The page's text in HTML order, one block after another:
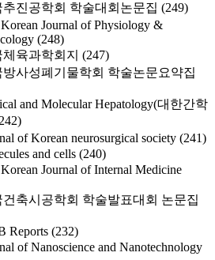
추진공학회 학술대회논문집 (249)
Journal of Physiology &
(248)
체육과학회지 (247)
방사성폐기물학회 학술논문요약집
and Molecular Hepatology(대한간학
of Korean neurosurgical society (241)
and cells (240)
Journal of Internal Medicine
건축시공학회 학술발표대회 논문집
Reports (232)
of Nanoscience and Nanotechnology